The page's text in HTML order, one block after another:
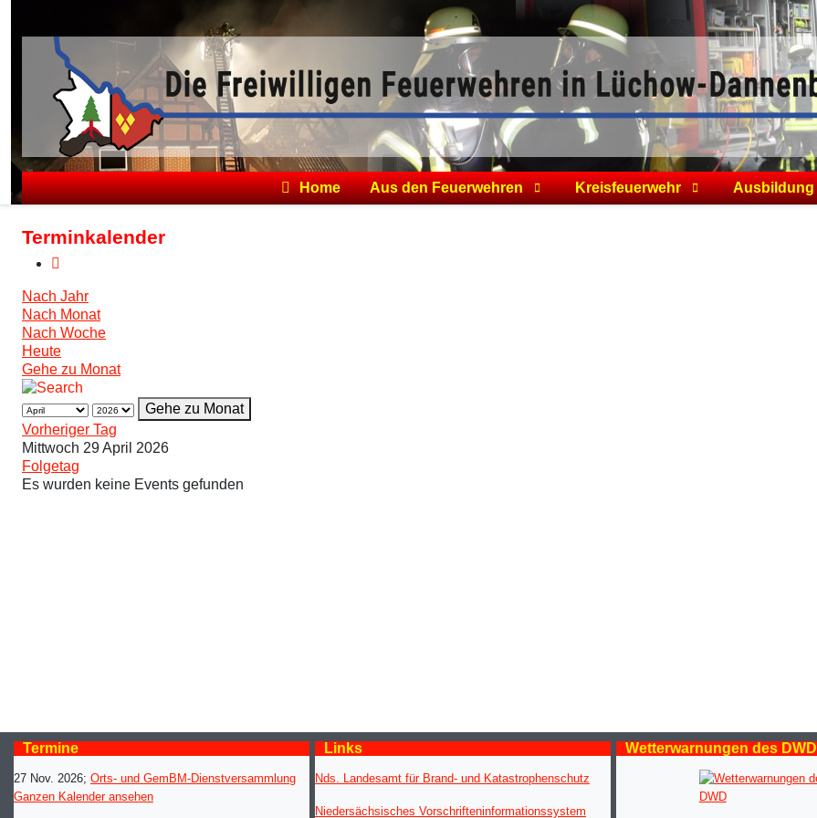
Home Aus den Feuerwehren Kreisfeuerwehr Ausbildung
Terminkalender
Nach Jahr
Nach Monat
Nach Woche
Heute
Gehe zu Monat
Gehe zu Monat
Vorheriger Tag
Mittwoch 29 April 2026
Folgetag
Es wurden keine Events gefunden
Termine
27 Nov. 2026; Orts- und GemBM-Dienstversammlung
Ganzen Kalender ansehen
Links
Nds. Landesamt für Brand- und Katastrophenschutz
Niedersächsisches Vorschrifteninformationssystem
Wetterwarnungen des DWD